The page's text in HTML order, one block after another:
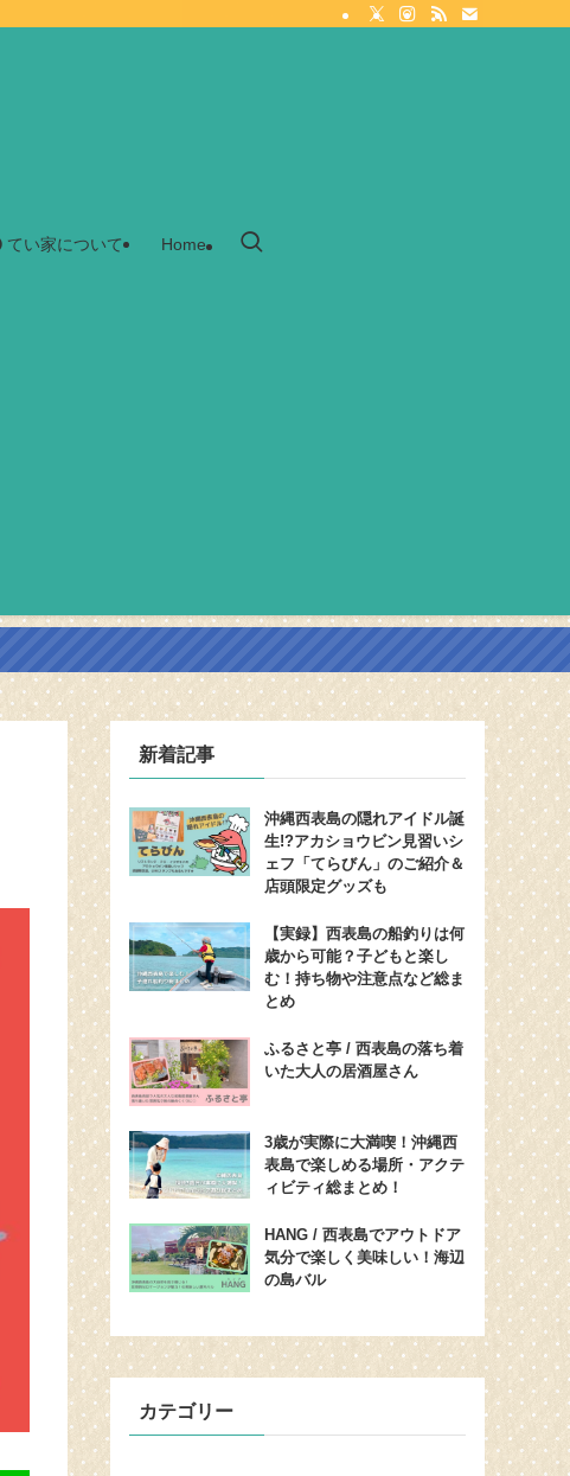
てい家について Home
新着記事
沖縄西表島の隠れアイドル誕
生!?アカショウビン見習いシ
ェフ「てらびん」のご紹介＆
店頭限定グッズも
【実録】西表島の船釣りは何
歳から可能？子どもと楽し
む！持ち物や注意点など総ま
とめ
ふるさと亭 / 西表島の落ち着
いた大人の居酒屋さん
3歳が実際に大満喫！沖縄西
表島で楽しめる場所・アクテ
ィビティ総まとめ！
HANG / 西表島でアウトドア
気分で楽しく美味しい！海辺
の島バル
カテゴリー